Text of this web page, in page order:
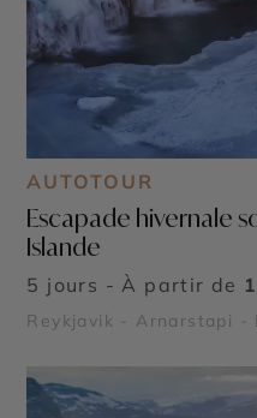
AUTOTOUR
Escapade hivernale
Islande
5 jours - À partir de
Reykjavik - Arnarstapi -